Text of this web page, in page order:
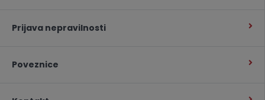
Prijava nepravilnosti
Poveznice